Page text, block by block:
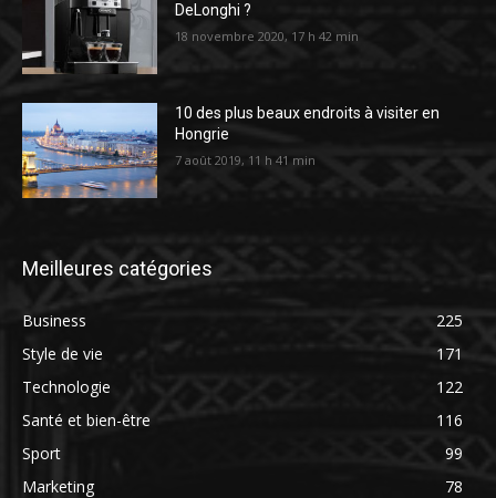
DeLonghi ?
18 novembre 2020, 17 h 42 min
10 des plus beaux endroits à visiter en
Hongrie
7 août 2019, 11 h 41 min
Meilleures catégories
Business
225
Style de vie
171
Technologie
122
Santé et bien-être
116
Sport
99
Marketing
78